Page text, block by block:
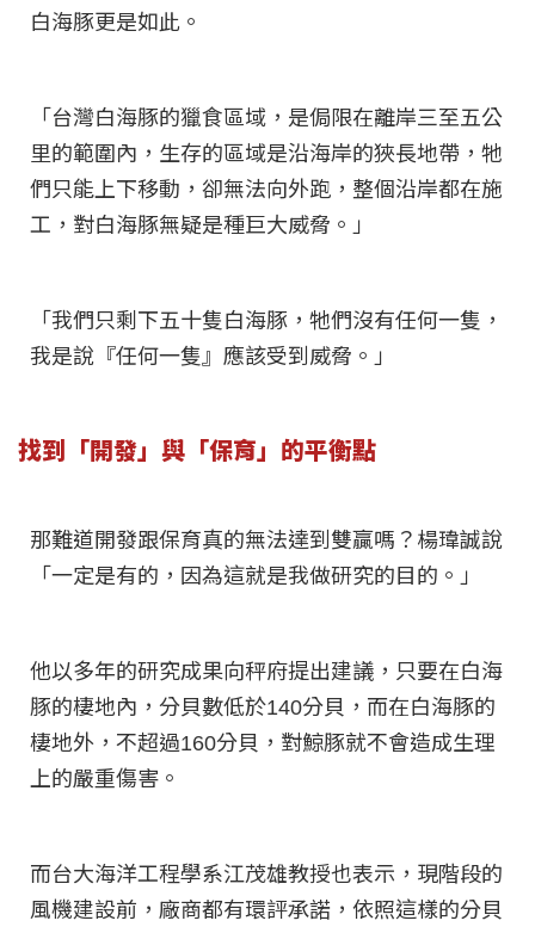
白海豚更是如此。
「台灣白海豚的獵食區域，是侷限在離岸三至五公
里的範圍內，生存的區域是沿海岸的狹長地帶，牠
們只能上下移動，卻無法向外跑，整個沿岸都在施
工，對白海豚無疑是種巨大威脅。」
「我們只剩下五十隻白海豚，牠們沒有任何一隻，
我是說『任何一隻』應該受到威脅。」
找到「開發」與「保育」的平衡點
那難道開發跟保育真的無法達到雙贏嗎？楊瑋誠說
「一定是有的，因為這就是我做研究的目的。」
他以多年的研究成果向秤府提出建議，只要在白海
豚的棲地內，分貝數低於140分貝，而在白海豚的
棲地外，不超過160分貝，對鯨豚就不會造成生理
上的嚴重傷害。
而台大海洋工程學系江茂雄教授也表示，現階段的
風機建設前，廠商都有環評承諾，依照這樣的分貝